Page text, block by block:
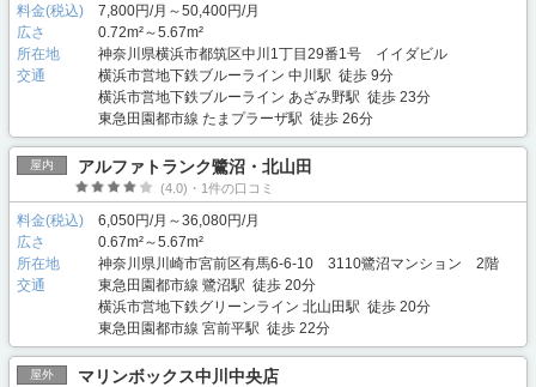
料金(税込)
7,800円/月～50,400円/月
広さ
0.72m²～5.67m²
所在地
神奈川県横浜市都筑区中川1丁目29番1号 イイダビル
交通
横浜市営地下鉄ブルーライン 中川駅 徒歩 9分
横浜市営地下鉄ブルーライン あざみ野駅 徒歩 23分
東急田園都市線 たまプラーザ駅 徒歩 26分
屋内 アルファトランク鷺沼・北山田
(4.0)・1件の口コミ
料金(税込)
6,050円/月～36,080円/月
広さ
0.67m²～5.67m²
所在地
神奈川県川崎市宮前区有馬6-6-10 3110鷺沼マンション 2階
交通
東急田園都市線 鷺沼駅 徒歩 20分
横浜市営地下鉄グリーンライン 北山田駅 徒歩 20分
東急田園都市線 宮前平駅 徒歩 22分
屋外 マリンボックス中川中央店